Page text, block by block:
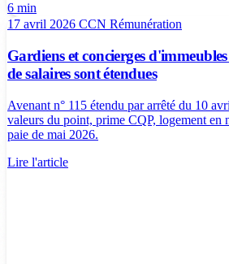
6 min
17 avril 2026 CCN Rémunération
Gardiens et concierges
de salaires sont étendues
Avenant n° 115 étendu par arrêté du 10
valeurs du point, prime CQP, logement en
paie de mai 2026.
Lire l'article